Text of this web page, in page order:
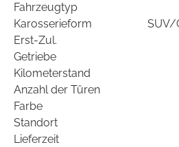
Fahrzeugtyp
Karosserieform
SUV/
Erst-Zul.
Getriebe
Kilometerstand
Anzahl der Türen
Farbe
Standort
Lieferzeit